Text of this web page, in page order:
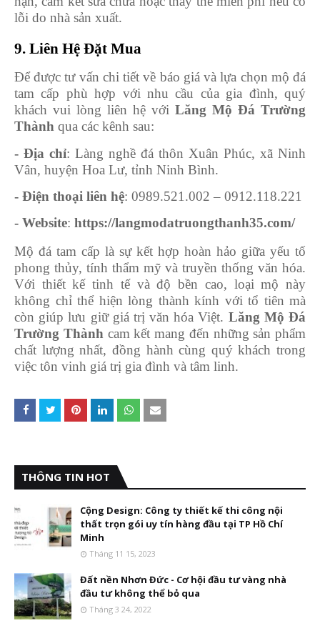
lỗi do nhà sản xuất.
9. Liên Hệ Đặt Mua
Để được tư vấn chi tiết về báo giá và lựa chọn mộ đá
tam cấp phù hợp với nhu cầu của gia đình, quý
khách vui lòng liên hệ với Lăng Mộ Đá Trường
Thành qua các kênh sau:
- Địa chỉ: Làng nghề đá thôn Xuân Phúc, xã Ninh
Vân, huyện Hoa Lư, tỉnh Ninh Bình.
- Điện thoại liên hệ: 0989.521.002 – 0912.118.221
- Website: https://langmodatruongthanh35.com/
Mộ đá tam cấp là sự kết hợp hoàn hảo giữa yếu tố
phong thủy, tính thẩm mỹ và truyền thống văn hóa.
Với thiết kế tinh tế và độ bền cao, loại mộ này
không chỉ thể hiện lòng thành kính với tổ tiên mà
còn giúp lưu giữ giá trị văn hóa Việt. Lăng Mộ Đá
Trường Thành cam kết mang đến những sản phẩm
chất lượng nhất, đồng hành cùng quý khách trong
việc tôn vinh giá trị gia đình và tâm linh.
THÔNG TIN HOT
Cộng Design: Công ty thiết kế thi công nội
thất trọn gói uy tín hàng đầu tại TP Hồ Chí
Minh
Tháng 11 15, 2023
Đất nền Nhơn Đức - Cơ hội đầu tư vàng nhà
đầu tư không thể bỏ qua
Tháng 3 24, 2022